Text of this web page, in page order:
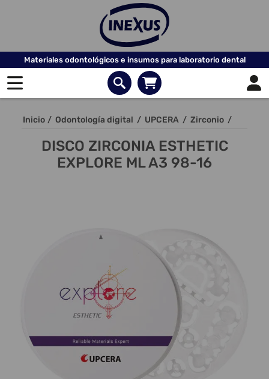
Materiales odontológicos e insumos para laboratorio dental
Inicio / Odontología digital / UPCERA / Zirconio /
DISCO ZIRCONIA ESTHETIC
EXPLORE ML A3 98-16